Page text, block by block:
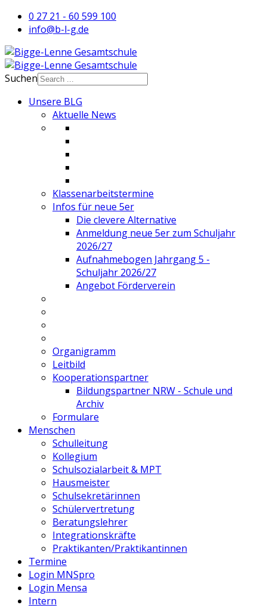
0 27 21 - 60 599 100
info@b-l-g.de
Suchen
Unsere BLG
Aktuelle News
Klassenarbeitstermine
Infos für neue 5er
Die clevere Alternative
Anmeldung neue 5er zum Schuljahr
2026/27
Aufnahmebogen Jahrgang 5 -
Schuljahr 2026/27
Angebot Förderverein
Organigramm
Leitbild
Kooperationspartner
Bildungspartner NRW - Schule und
Archiv
Formulare
Menschen
Schulleitung
Kollegium
Schulsozialarbeit & MPT
Hausmeister
Schulsekretärinnen
Schülervertretung
Beratungslehrer
Integrationskräfte
Praktikanten/Praktikantinnen
Termine
Login MNSpro
Login Mensa
Intern